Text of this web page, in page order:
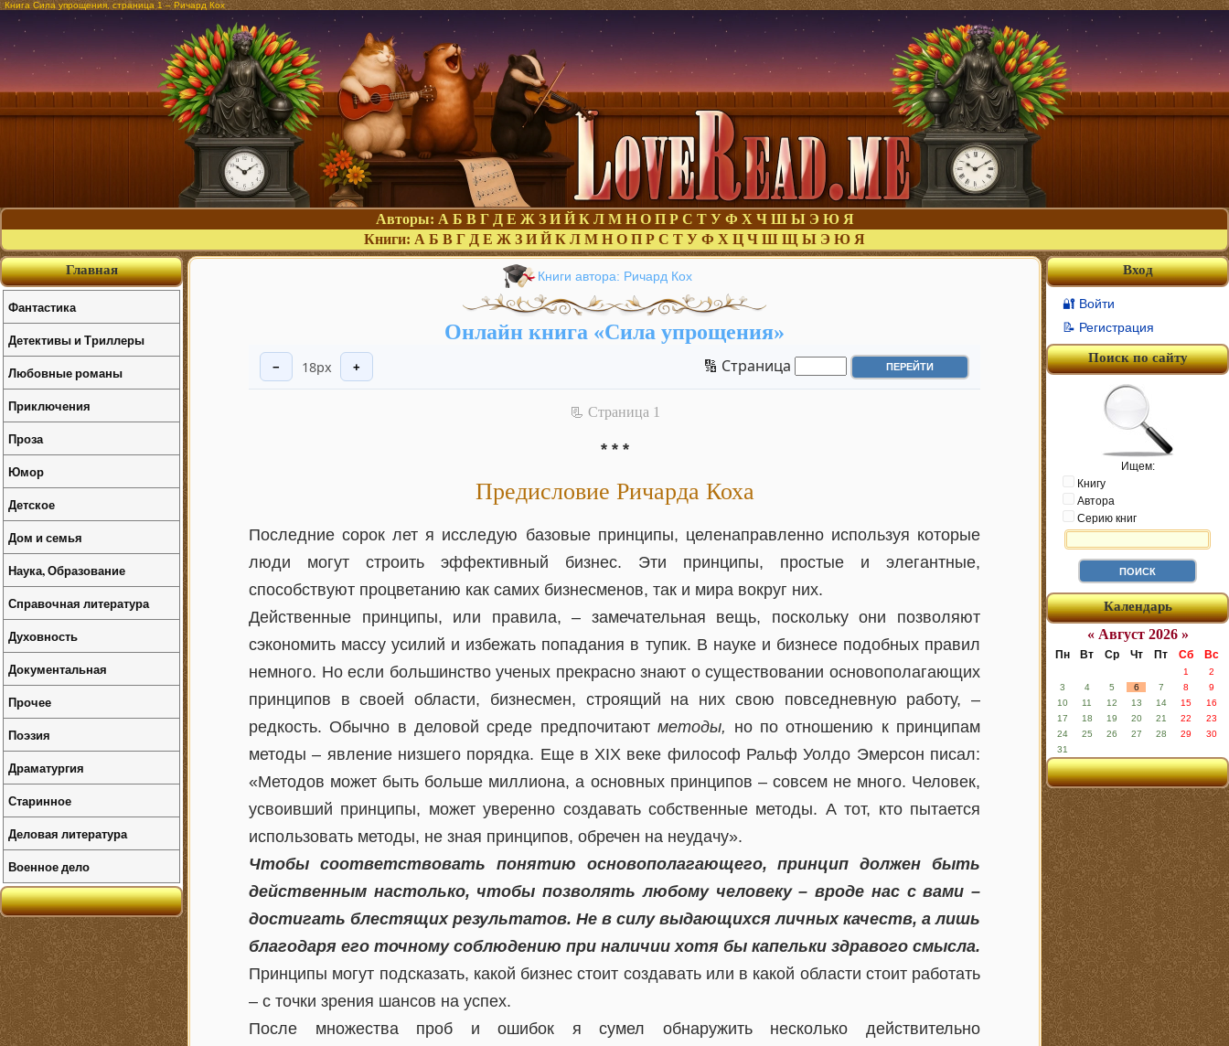
Книга Сила упрощения, страница 1 – Ричард Кох
Авторы: А Б В Г Д Е Ж З И Й К Л М Н О П Р С Т У Ф Х Ч Ш Ы Э Ю Я
Книги: А Б В Г Д Е Ж З И Й К Л М Н О П Р С Т У Ф Х Ц Ч Ш Щ Ы Э Ю Я
Книги автора: Ричард Кох
Онлайн книга «Сила упрощения»
− 18px + 🔢 Страница
📃 Cтраница 1
* * *
Предисловие Ричарда Коха
Последние сорок лет я исследую базовые принципы, целенаправленно используя которые
люди могут строить эффективный бизнес. Эти принципы, простые и элегантные,
способствуют процветанию как самих бизнесменов, так и мира вокруг них.
Действенные принципы, или правила, – замечательная вещь, поскольку они позволяют
сэкономить массу усилий и избежать попадания в тупик. В науке и бизнесе подобных правил
немного. Но если большинство ученых прекрасно знают о существовании основополагающих
принципов в своей области, бизнесмен, строящий на них свою повседневную работу, –
редкость. Обычно в деловой среде предпочитаютметоды, но по отношению к принципам
методы – явление низшего порядка. Еще в XIX веке философ Ральф Уолдо Эмерсон писал:
«Методов может быть больше миллиона, а основных принципов – совсем не много. Человек,
усвоивший принципы, может уверенно создавать собственные методы. А тот, кто пытается
использовать методы, не зная принципов, обречен на неудачу».
Чтобы соответствовать понятию основополагающего, принцип должен быть
действенным настолько, чтобы позволять любому человеку – вроде нас с вами –
достигать блестящих результатов. Не в силу выдающихся личных качеств, а лишь
благодаря его точному соблюдению при наличии хотя бы капельки здравого смысла.
Принципы могут подсказать, какой бизнес стоит создавать или в какой области стоит работать
– с точки зрения шансов на успех.
После множества проб и ошибок я сумел обнаружить несколько действительно
Вход
🔐 Войти
📝 Регистрация
Поиск по сайту
Ищем:
Книгу
Автора
Серию книг
Календарь
« Август 2026 »
Пн Вт Ср Чт Пт Сб Вс
1
2
3
4 5 6 7 8
9
10
11 12 13 14 15
16
17
18 19 20 21 22
23
24
25 26 27 28 29
30
31
Главная
Фантастика
Детективы и Триллеры
Любовные романы
Приключения
Проза
Юмор
Детское
Дом и семья
Наука, Образование
Справочная литература
Духовность
Документальная
Прочее
Поэзия
Драматургия
Старинное
Деловая литература
Военное дело